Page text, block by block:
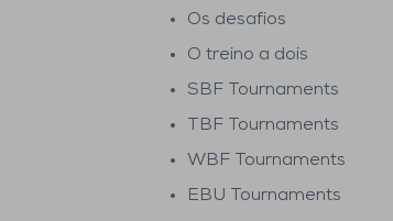
Os desafios
O treino a dois
SBF Tournaments
TBF Tournaments
WBF Tournaments
EBU Tournaments